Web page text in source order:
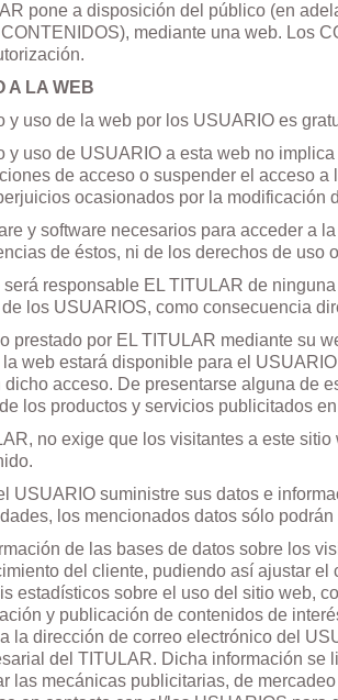
pone a disposición del público (en
mediante una web. Los
A LA WEB
y uso de la web por los USUARIO es
y uso de USUARIO a esta web no
de acceso o suspender el acceso
ocasionados por la modificación
y software necesarios para acceder a
de éstos, ni de los derechos de uso
será responsable EL TITULAR de
los USUARIOS, como consecuencia
prestado por EL TITULAR mediante su
web estará disponible para el
dicho acceso. De presentarse alguna de
los productos y servicios publicitados
no exige que los visitantes a este
USUARIO suministre sus datos e
los mencionados datos sólo
de las bases de datos sobre los
del cliente, pudiendo así ajustar
estadísticos sobre el uso del sitio web,
y publicación de contenidos de
la dirección de correo electrónico del
del TITULAR. Dicha información se
las mecánicas publicitarias, de